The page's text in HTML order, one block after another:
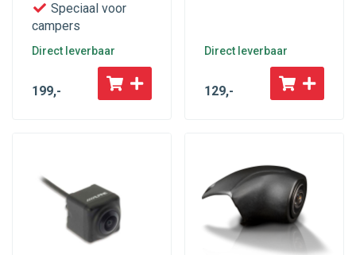
Speciaal voor
campers
Direct leverbaar
199,-
Direct leverbaar
129,-